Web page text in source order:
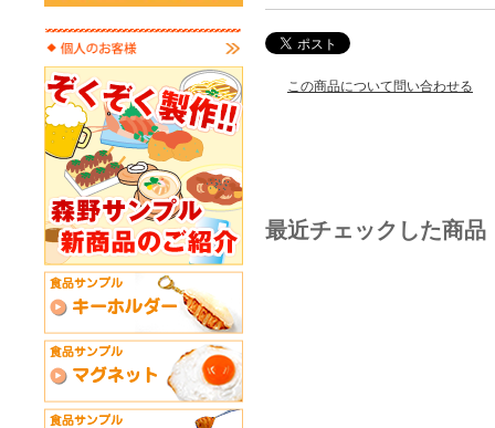
この商品について問い合わせる
最近チェックした商品